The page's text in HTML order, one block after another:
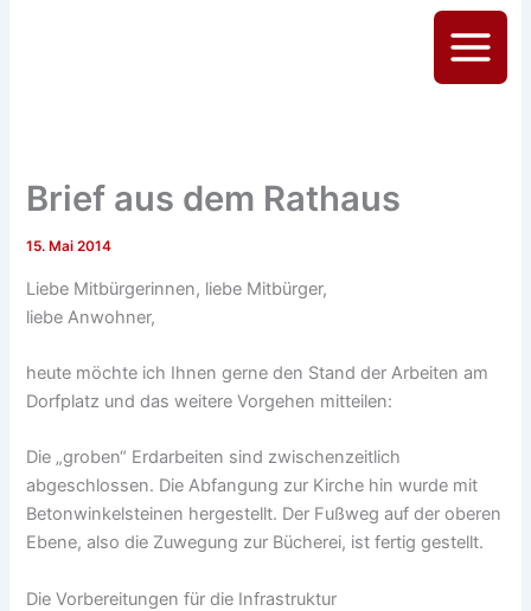
Main
Brief aus dem Rathaus
15. Mai 2014
Liebe Mitbürgerinnen, liebe Mitbürger,
liebe Anwohner,
heute möchte ich Ihnen gerne den Stand der Arbeiten am
Dorfplatz und das weitere Vorgehen mitteilen:
Die „groben“ Erdarbeiten sind zwischenzeitlich
abgeschlossen. Die Abfangung zur Kirche hin wurde mit
Betonwinkelsteinen hergestellt. Der Fußweg auf der oberen
Ebene, also die Zuwegung zur Bücherei, ist fertig gestellt.
Die Vorbereitungen für die Infrastruktur